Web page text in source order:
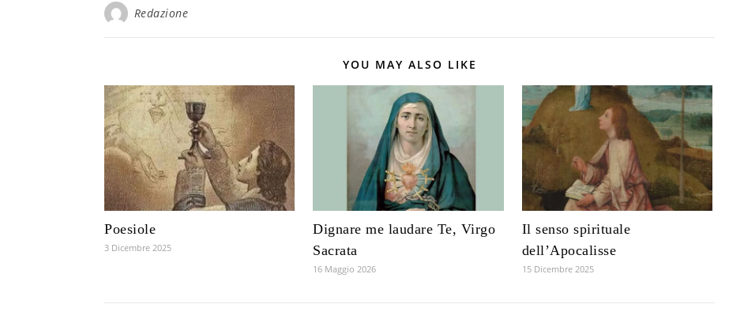
Redazione
YOU MAY ALSO LIKE
Poesiole
3 Dicembre 2025
Dignare me laudare Te, Virgo
Sacrata
16 Maggio 2026
Il senso spirituale
dell’Apocalisse
15 Dicembre 2025